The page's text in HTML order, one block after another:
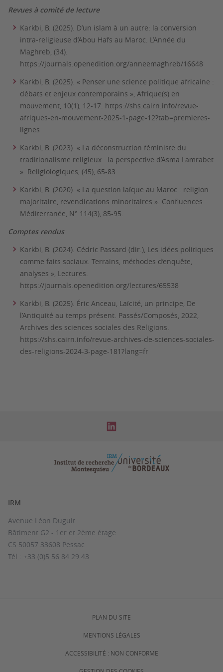
Revues à comité de lecture
Karkbi, B. (2025). D’un islam à un autre: la conversion
intra-religieuse d’Abou Hafs au Maroc. L’Année du
Maghreb, (34).
https://journals.openedition.org/anneemaghreb/16648
Karkbi, B. (2025). « Penser une science politique africaine :
débats et enjeux contemporains », Afrique(s) en
mouvement, 10(1), 12-17. https://shs.cairn.info/revue-
afriques-en-mouvement-2025-1-page-12?tab=premieres-
lignes
Karkbi, B. (2023). « La déconstruction féministe du
traditionalisme religieux : la perspective d’Asma Lamrabet
». Religiologiques, (45), 65-83.
Karkbi, B. (2020). « La question laïque au Maroc : religion
majoritaire, revendications minoritaires ». Confluences
Méditerranée, N° 114(3), 85-95.
Comptes rendus
Karkbi, B. (2024). Cédric Passard (dir.), Les idées politiques
comme faits sociaux. Terrains, méthodes d’enquête,
analyses », Lectures.
https://journals.openedition.org/lectures/65538
Karkbi, B. (2025). Éric Anceau, Laïcité, un principe, De
l’Antiquité au temps présent. Passés/Composés, 2022,
Archives des sciences sociales des Religions.
https://shs.cairn.info/revue-archives-de-sciences-sociales-
des-religions-2024-3-page-181?lang=fr
IRM
Avenue Léon Duguit
Bâtiment G2 - 1er et 2ème étage
CS 50057 33608 Pessac
Tél : +33 (0)5 56 84 29 43
PLAN DU SITE
MENTIONS LÉGALES
ACCESSIBILITÉ : NON CONFORME